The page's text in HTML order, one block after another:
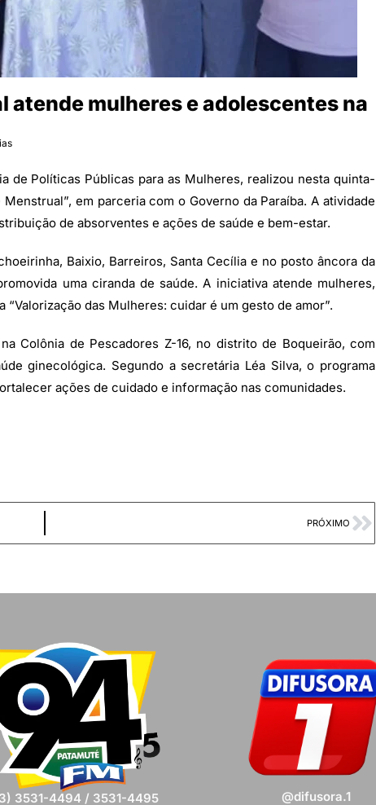
atende mulheres e adolescentes na
de Políticas Públicas para as Mulheres, realizou nesta quinta-
em parceria com o Governo da Paraíba. A atividade
de absorventes e ações de saúde e bem-estar.
Baixio, Barreiros, Santa Cecília e no posto âncora da
uma ciranda de saúde. A iniciativa atende mulheres,
das Mulheres: cuidar é um gesto de amor”.
Colônia de Pescadores Z-16, no distrito de Boqueirão, com
ginecológica. Segundo a secretária Léa Silva, o programa
ações de cuidado e informação nas comunidades.
PRÓXIMO
3531-4494 / 3531-4495 @difusora.1